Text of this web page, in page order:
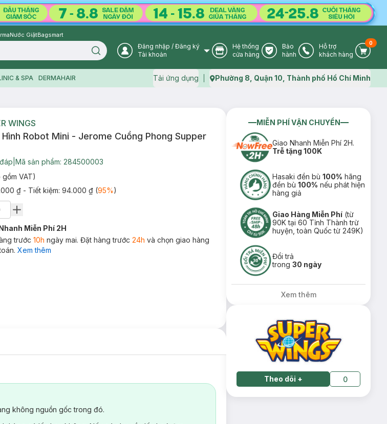
Nước GiặtBagsmart
Search icon User Icon
Đăng nhập / Đăng ký
Tài khoản
Store Icon
Hệ thống
cửa hàng
Warranty Icon
Bảo
hành
Phone Icon
Hỗ trợ
khách hàng
Cart
0
& SPA DERMAHAIR Tải ứng dụng Map icon
Phường 8, Quận 10, Thành phố Hồ Chí Minh
WINGS
Hình Robot Mini - Jerome Cuồng Phong Supper
Mã sản phẩm: 284500003
VAT)
₫ - Tiết kiệm: 94.000 ₫(95%)
Miễn Phí 2H
trước 10h ngày mai. Đặt hàng trước 24h và chọn giao hàng
Xem thêm
không nguồn gốc trong đó.
MIỄN PHÍ VẬN CHUYỂN
Giao Nhanh Miễn Phí 2H.
Trễ tặng 100K
Hasaki đền bù100% hãng
đền bù100% nếu phát hiện
hàng giả
Giao Hàng Miễn Phí (từ
90K tại 60 Tỉnh Thành trừ
huyện, toàn Quốc từ 249K)
Đổi trả
trong30 ngày
Xem thêm
Theo dõi + 0